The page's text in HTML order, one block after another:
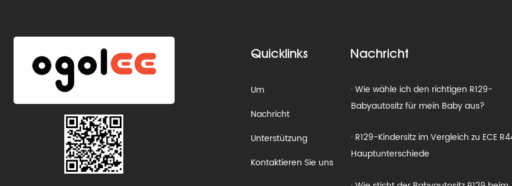
Quicklinks
Um
Nachricht
Unterstützung
Kontaktieren Sie uns
Nachricht
· Wie wähle ich den richtigen R129-
· R129-Kindersitz im Vergleich zu ECE R44:
· Wie sticht der Babyautositz R129 beim